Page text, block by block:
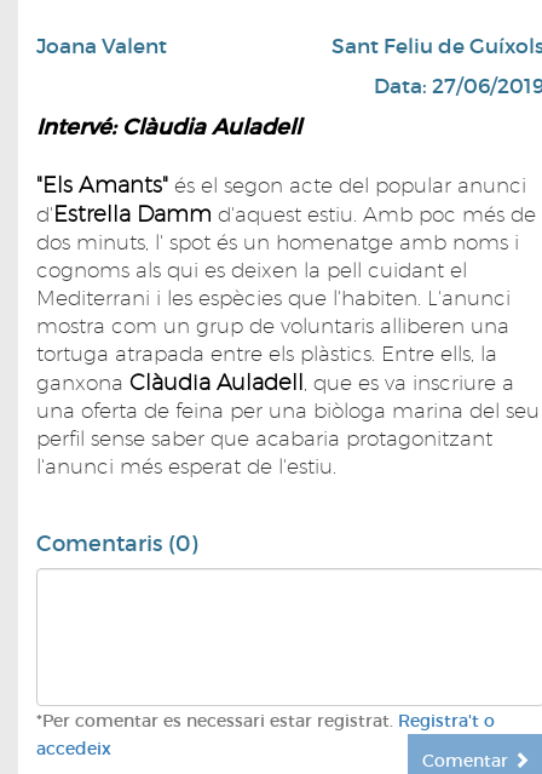
Joana Valent
Sant Feliu de
Data: 27/06/
Intervé: Clàudia Auladell
"Els Amants" és el segon acte del popular anunci
d'Estrella Damm d'aquest estiu. Amb poc més de
dos minuts, l' spot és un homenatge amb noms i
cognoms als qui es deixen la pell cuidant el
Mediterrani i les espècies que l'habiten. L'anunci
mostra com un grup de voluntaris alliberen una
tortuga atrapada entre els plàstics. Entre ells, la
ganxona Clàudia Auladell , que es va inscriure a
una oferta de feina per una biòloga marina del seu
perfil sense saber que acabaria protagonitzant
l'anunci més esperat de l'estiu.
Comentaris (0)
*Per comentar es necessari estar registrat. Registra't o
accedeix
Comentar